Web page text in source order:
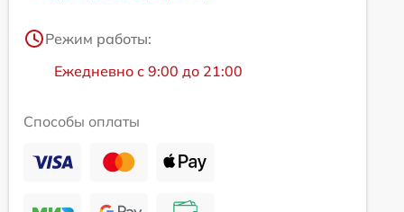
Режим работы:
Ежедневно с 9:00 до 21:00
Способы оплаты